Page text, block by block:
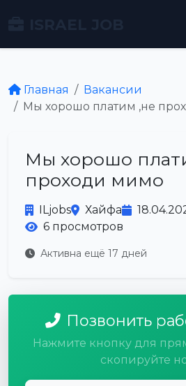
Главная
Вакансии
Мы хорошо платим ,не
Мы хорошо
проходи мимо
ILjobs Хайфа
6 просмотров
Активна ещё 17 дней
Позвонить
Нажмите кнопку для
скопируйте